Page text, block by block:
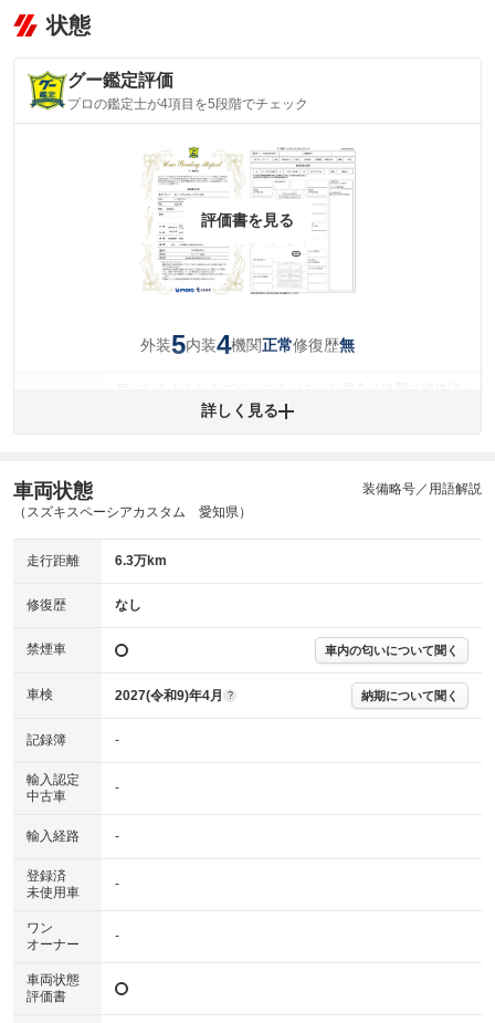
状態
グー鑑定評価
プロの鑑定士が4項目を5段階でチェック
評価書を見る
外装5内装4機関正常修復歴無
みですが、 小さなキズやヘコミが残っている場合もありま
内装
(内装状態)
下さい。
および表示項目が異なる場合がございます。
※グー鑑定の評価はあくまでも記載している鑑定日の鑑定結果となりま
詳しく見る
車両状態
（スズキスペーシアカスタム 愛知県）
装備略号／用語解説
走行距離 6.3万km
修復歴 なし
禁煙車 車内の匂いについて聞く
車検 2027(令和9)年4月 ? 納期について聞く
記録簿 -
輸入認定
中古車
-
輸入経路 -
登録済
未使用車
-
ワン
オーナー
-
車両状態
評価書